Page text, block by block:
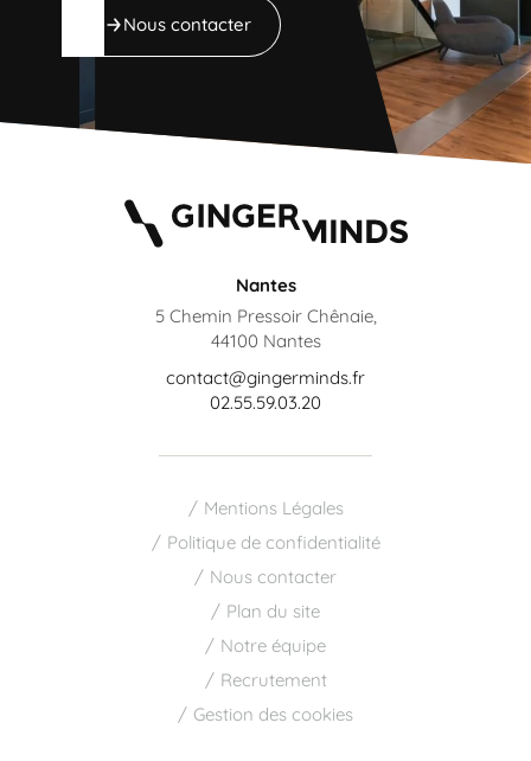
Nous contacter
Nantes
5 Chemin Pressoir Chênaie,
44100 Nantes
contact@gingerminds.fr
02.55.59.03.20
Mentions Légales
Politique de confidentialité
Nous contacter
Plan du site
Notre équipe
Recrutement
Gestion des cookies